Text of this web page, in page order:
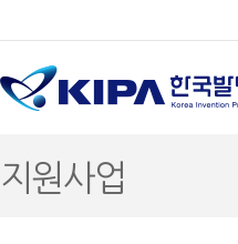
지원사업